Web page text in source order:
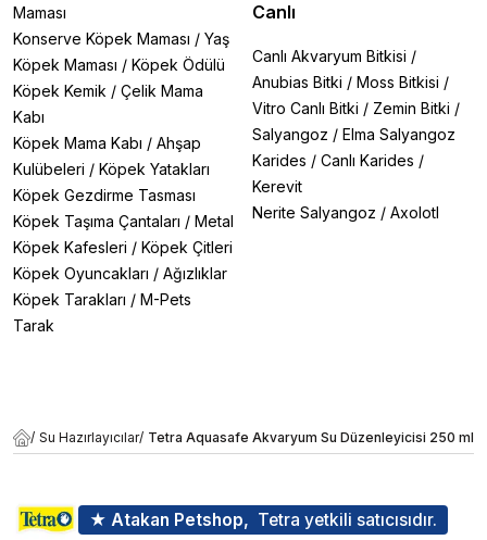
Maması
Konserve Köpek Maması / Yaş
Köpek Maması / Köpek Ödülü
Köpek Kemik / Çelik Mama
Kabı
Köpek Mama Kabı / Ahşap
Kulübeleri / Köpek Yatakları
Köpek Gezdirme Tasması
Köpek Taşıma Çantaları / Metal
Köpek Kafesleri / Köpek Çitleri
Köpek Oyuncakları / Ağızlıklar
Köpek Tarakları / M-Pets
Tarak
Canlı
Canlı Akvaryum Bitkisi /
Anubias Bitki / Moss Bitkisi /
Vitro Canlı Bitki / Zemin Bitki /
Salyangoz / Elma Salyangoz
Karides / Canlı Karides /
Kerevit
Nerite Salyangoz / Axolotl
/ Su Hazırlayıcılar/ Tetra Aquasafe Akvaryum Su Düzenleyicisi 250 ml
★ Atakan Petshop, Tetra yetkili satıcısıdır.